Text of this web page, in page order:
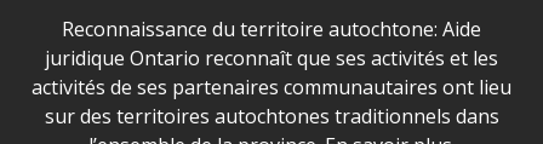
Legal Aid Ontario land acknowledgement
Reconnaissance du territoire autochtone: Aide
juridique Ontario reconnaît que ses activités et les
activités de ses partenaires communautaires ont lieu
sur des territoires autochtones traditionnels dans